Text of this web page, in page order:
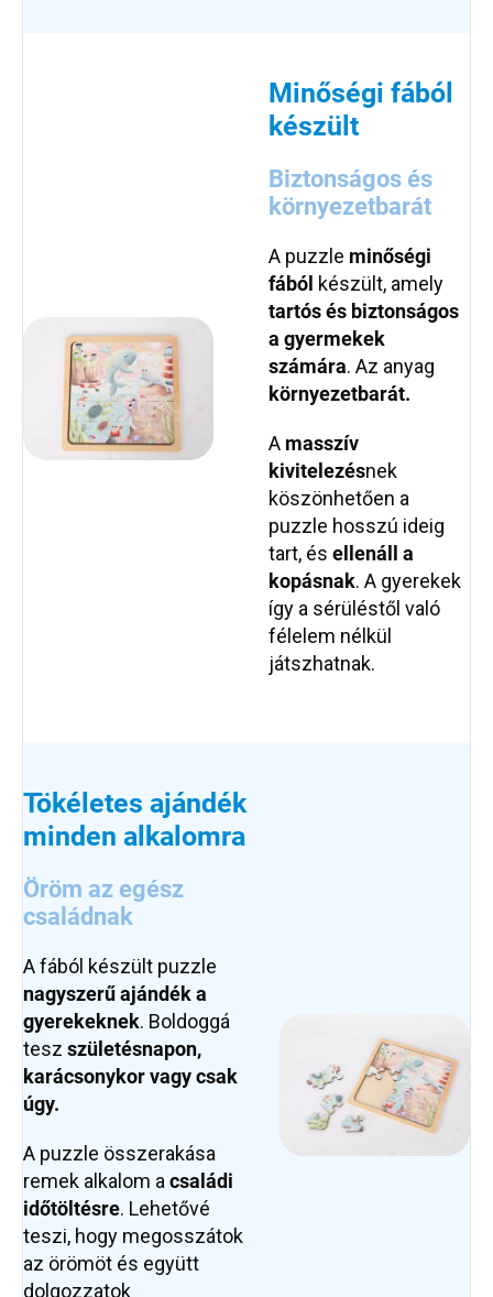
Minőségi fából
készült
Biztonságos és
környezetbarát
A puzzle minőségi
fából készült, amely
tartós és biztonságos
a gyermekek
számára. Az anyag
környezetbarát.
A masszív
kivitelezésnek
köszönhetően a
puzzle hosszú ideig
tart, és ellenáll a
kopásnak. A gyerekek
így a sérüléstől való
félelem nélkül
játszhatnak.
Tökéletes ajándék
minden alkalomra
Öröm az egész
családnak
A fából készült puzzle
nagyszerű ajándék a
gyerekeknek. Boldoggá
tesz születésnapon,
karácsonykor vagy csak
úgy.
A puzzle összerakása
remek alkalom acsaládi
időtöltésre. Lehetővé
teszi, hogy megosszátok
az örömöt és együtt
dolgozzatok